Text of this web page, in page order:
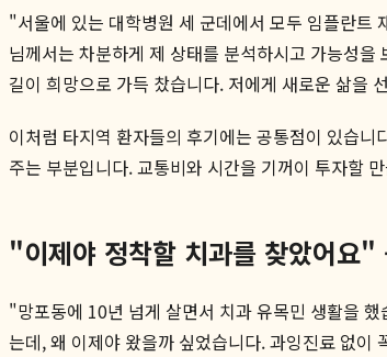
"서울에 있는 대학병원 세 군데에서 모두 임플란트
님께서는 차분하게 제 상태를 분석하시고 가능성
길이 희망으로 가득 찼습니다. 저에게 새로운 삶을
이처럼 타지역 환자들의 후기에는 공통점이 있습
주는 부분입니다. 교통비와 시간을 기꺼이 투자할
"이제야 정착할 치과를 찾았어요"
"망포동에 10년 넘게 살면서 치과 유목민 생활을
는데, 왜 이제야 왔을까 싶었습니다. 과잉진료 없이